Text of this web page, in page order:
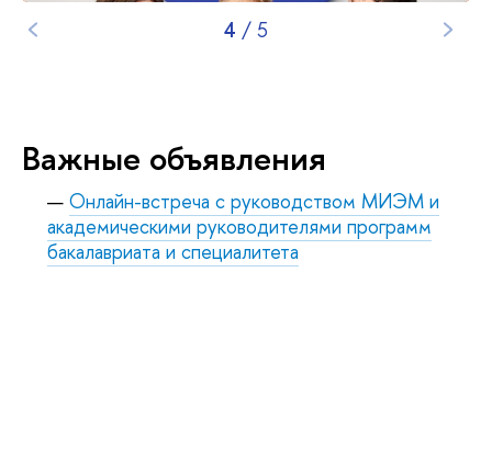
4 / 5
Важные объявления
Онлайн-встреча с руководством МИЭМ и
академическими руководителями программ
бакалавриата и специалитета